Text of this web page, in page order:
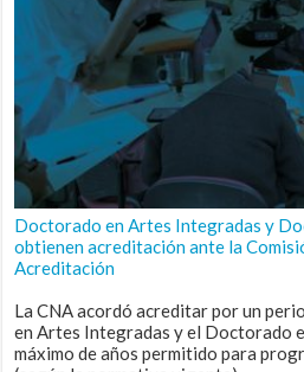
Doctorado en Artes Integradas y
obtienen acreditación ante la
Acreditación
La CNA acordó acreditar por un
en Artes Integradas y el Doctorado
máximo de años permitido para